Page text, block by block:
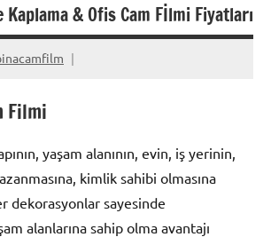
Kaplama & Ofis Cam Fİlmi Fiyatları
Filmi
yaşam alanının, evin, iş yerinin,
kimlik sahibi olmasına
dekorasyonlar sayesinde
alanlarına sahip olma avantajı